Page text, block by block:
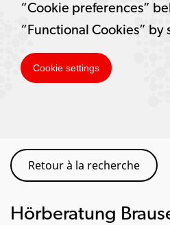
Retour à la recherche
Hörberatung
“Cookie preferences”
“Functional Cookies” by
Cookie settings